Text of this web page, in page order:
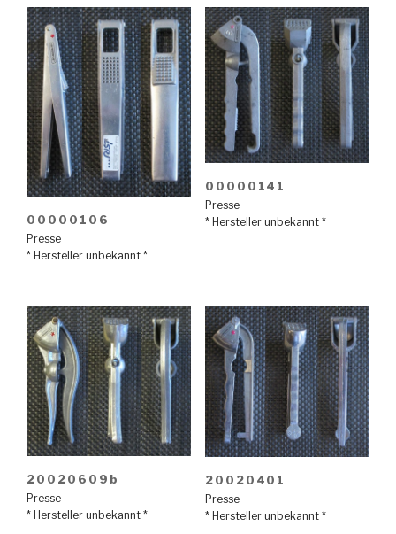
00000106
Presse
* Hersteller unbekannt *
00000141
Presse
* Hersteller unbekannt *
20020609b
Presse
* Hersteller unbekannt *
20020401
Presse
* Hersteller unbekannt *